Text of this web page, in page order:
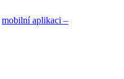
mobilní aplikaci –